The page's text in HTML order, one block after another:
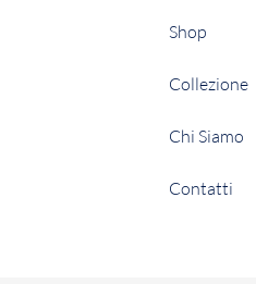
Shop
Collezione
Chi Siamo
Contatti